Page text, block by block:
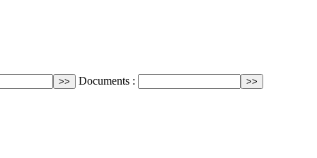
Documents :